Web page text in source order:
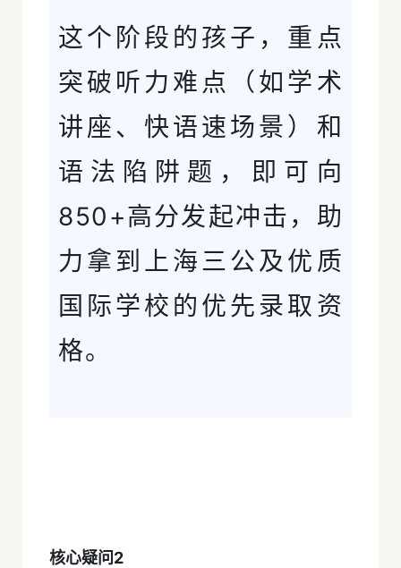
这个阶段的孩子，重点
突破听力难点（如学术
讲座、快语速场景）和
语法陷阱题，即可向
850+高分发起冲击，助
力拿到上海三公及优质
国际学校的优先录取资
格。
核心疑问2